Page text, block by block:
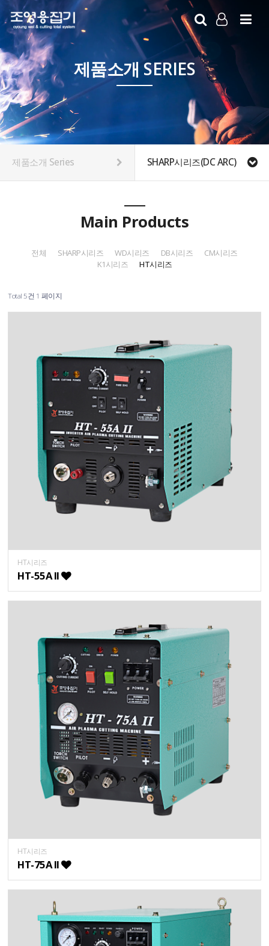
LOG IN
SIGN UP
제품소개 SERIES
제품소개 Series SHARP시리즈(DC ARC)
Main Products
전체 SHARP시리즈 WD시리즈 DB시리즈
CM시리즈
K1시리즈
HT시리즈
Total 5건 1 페이지
HT시리즈
HT-55A II
HT시리즈
HT-75A II